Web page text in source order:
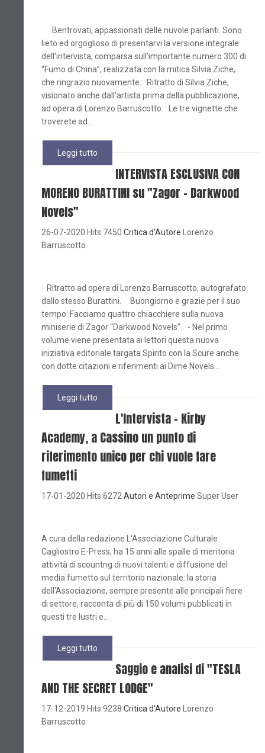
Bentrovati, appassionati delle nuvole parlanti. Sono
lieto ed orgoglioso di presentarvi la versione integrale
dell'intervista, comparsa sull'importante numero 300 di
“Fumo di China”, realizzata con la mitica Silvia Ziche,
che ringrazio nuovamente. Ritratto di Silvia Ziche,
visionato anche dall'artista prima della pubblicazione,
ad opera di Lorenzo Barruscotto. Le tre vignette che
troverete ad...
Leggi tutto
INTERVISTA ESCLUSIVA CON
MORENO BURATTINI su "Zagor - Darkwood
Novels"
26-07-2020 Hits:7450 Critica d'Autore Lorenzo
Barruscotto
Ritratto ad opera di Lorenzo Barruscotto, autografato
dallo stesso Burattini. Buongiorno e grazie per il suo
tempo. Facciamo quattro chiacchiere sulla nuova
miniserie di Zagor “Darkwood Novels”. - Nel primo
volume viene presentata ai lettori questa nuova
iniziativa editoriale targata Spirito con la Scure anche
con dotte citazioni e riferimenti ai Dime Novels...
Leggi tutto
L'Intervista - Kirby
Academy, a Cassino un punto di
riferimento unico per chi vuole fare
fumetti
17-01-2020 Hits:6272 Autori e Anteprime Super User
A cura della redazione L'Associazione Culturale
Cagliostro E-Press, ha 15 anni alle spalle di meritoria
attività di scountng di nuovi talenti e diffusione del
media fumetto sul territorio nazionale: la storia
dell'Associazione, sempre presente alle principali fiere
di settore, racconta di più di 150 volumi pubblicati in
questi tre lustri e...
Leggi tutto
Saggio e analisi di "TESLA
AND THE SECRET LODGE"
17-12-2019 Hits:9238 Critica d'Autore Lorenzo
Barruscotto